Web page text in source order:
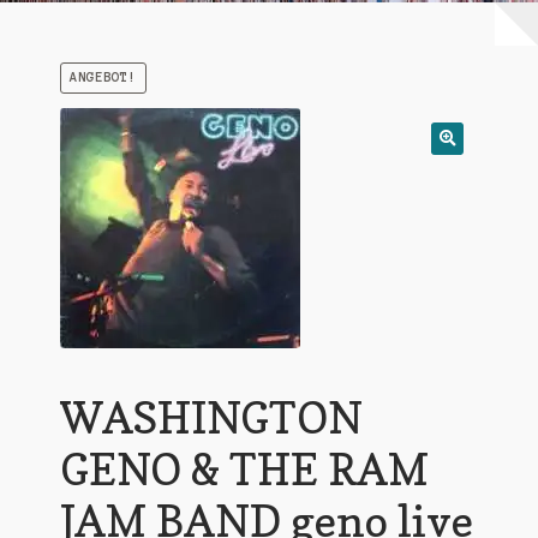
Mein Konto
ANGEBOT!
WASHINGTON
GENO & THE RAM
JAM BAND geno live